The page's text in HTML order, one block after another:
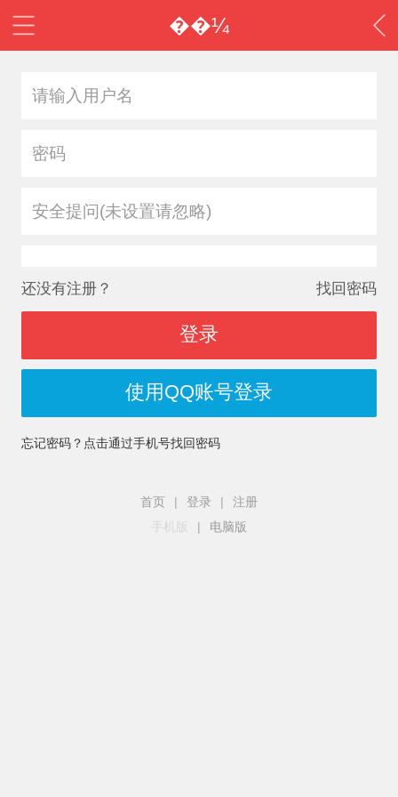
��¼
安全提问(未设置请忽略)
还没有注册？ 找回密码
登录
使用QQ账号登录
忘记密码？点击通过手机号找回密码
首页 | 登录 |
注册
手机版
| 电脑版